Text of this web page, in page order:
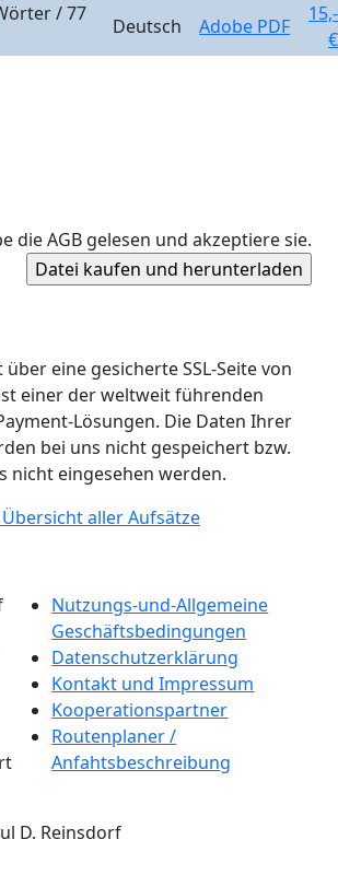
/ 77
Deutsch Adobe PDF
15,-
€
die AGB gelesen und akzeptiere sie.
eine gesicherte SSL-Seite von
ist einer der weltweit führenden
Lösungen. Die Daten Ihrer
bei uns nicht gespeichert bzw.
nicht eingesehen werden.
aller Aufsätze
Nutzungs-und-Allgemeine
Geschäftsbedingungen
Datenschutzerklärung
Kontakt und Impressum
Kooperationspartner
Routenplaner /
Anfahtsbeschreibung
D. Reinsdorf